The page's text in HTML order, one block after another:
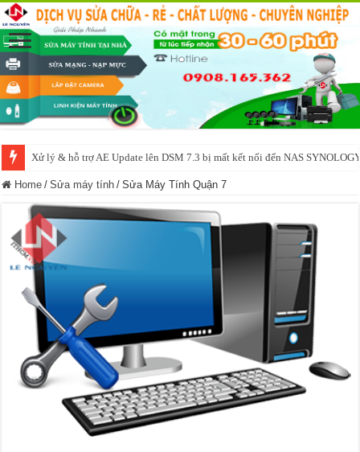
NAS IO DATA N3160 2BAY 4BAY – chạy SYNOLOGY, OMV, CASA
Home / Sửa máy tính / Sửa Máy Tính Quận 7